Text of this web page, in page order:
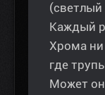
(светлый
Каждый
Хрома ни
где
Может